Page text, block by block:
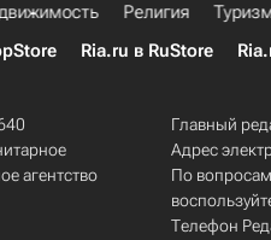
Религия
Ria.ru в RuStore
агентство
Главный
Адрес
По
Телефон